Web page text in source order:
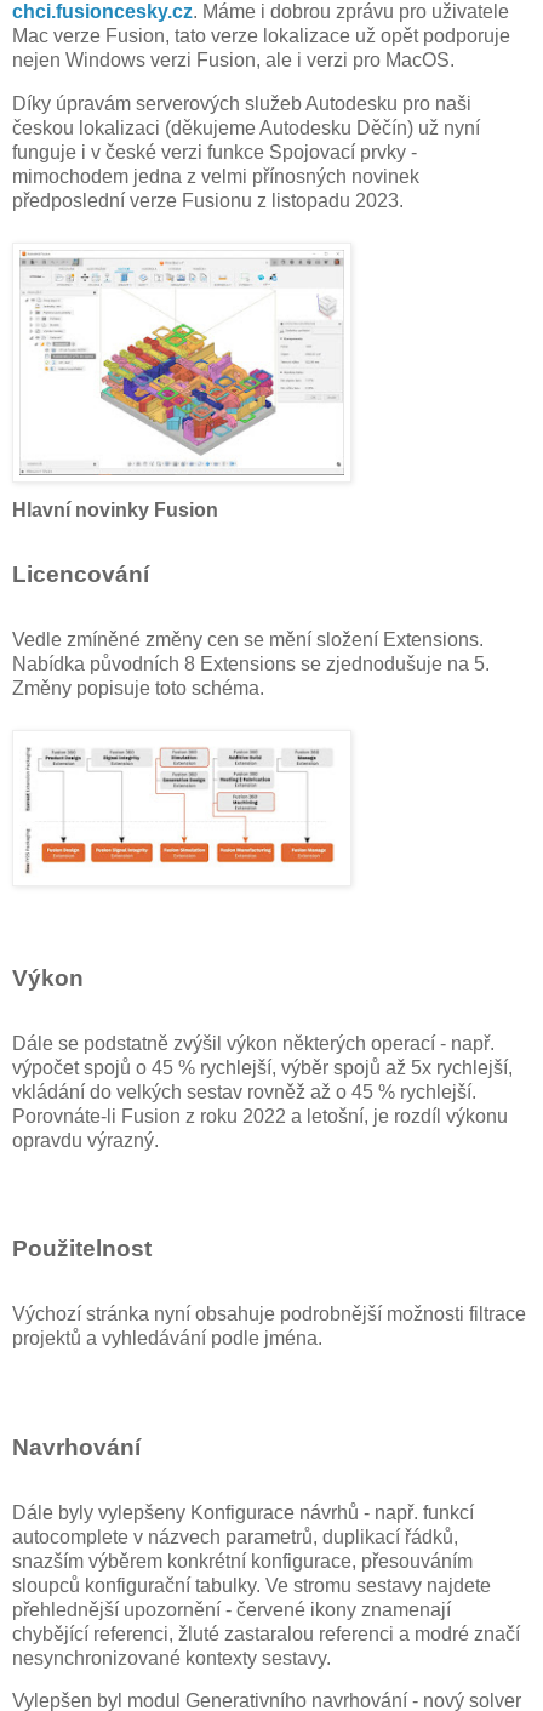
chci.fusioncesky.cz. Máme i dobrou zprávu pro uživatele
Mac verze Fusion, tato verze lokalizace už opět podporuje
nejen Windows verzi Fusion, ale i verzi pro MacOS.
Díky úpravám serverových služeb Autodesku pro naši
českou lokalizaci (děkujeme Autodesku Děčín) už nyní
funguje i v české verzi funkce Spojovací prvky -
mimochodem jedna z velmi přínosných novinek
předposlední verze Fusionu z listopadu 2023.
Hlavní novinky Fusion
Licencování
Vedle zmíněné změny cen se mění složení Extensions.
Nabídka původních 8 Extensions se zjednodušuje na 5.
Změny popisuje toto schéma.
Výkon
Dále se podstatně zvýšil výkon některých operací - např.
výpočet spojů o 45 % rychlejší, výběr spojů až 5x rychlejší,
vkládání do velkých sestav rovněž až o 45 % rychlejší.
Porovnáte-li Fusion z roku 2022 a letošní, je rozdíl výkonu
opravdu výrazný.
Použitelnost
Výchozí stránka nyní obsahuje podrobnější možnosti filtrace
projektů a vyhledávání podle jména.
Navrhování
Dále byly vylepšeny Konfigurace návrhů - např. funkcí
autocomplete v názvech parametrů, duplikací řádků,
snazším výběrem konkrétní konfigurace, přesouváním
sloupců konfigurační tabulky. Ve stromu sestavy najdete
přehlednější upozornění - červené ikony znamenají
chybějící referenci, žluté zastaralou referenci a modré značí
nesynchronizované kontexty sestavy.
Vylepšen byl modul Generativního navrhování - nový solver